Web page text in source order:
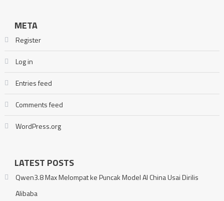
META
Register
Log in
Entries feed
Comments feed
WordPress.org
LATEST POSTS
Qwen3.8 Max Melompat ke Puncak Model AI China Usai Dirilis
Alibaba